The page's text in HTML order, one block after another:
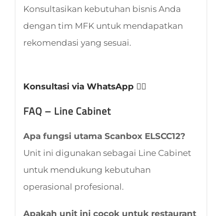
Konsultasikan kebutuhan bisnis Anda
dengan tim MFK untuk mendapatkan
rekomendasi yang sesuai.
Konsultasi via WhatsApp 👈🏻
FAQ – Line Cabinet
Apa fungsi utama Scanbox ELSCC12?
Unit ini digunakan sebagai Line Cabinet
untuk mendukung kebutuhan
operasional profesional.
Apakah unit ini cocok untuk restaurant